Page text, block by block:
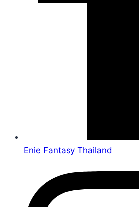
Enie Fantasy Thailand